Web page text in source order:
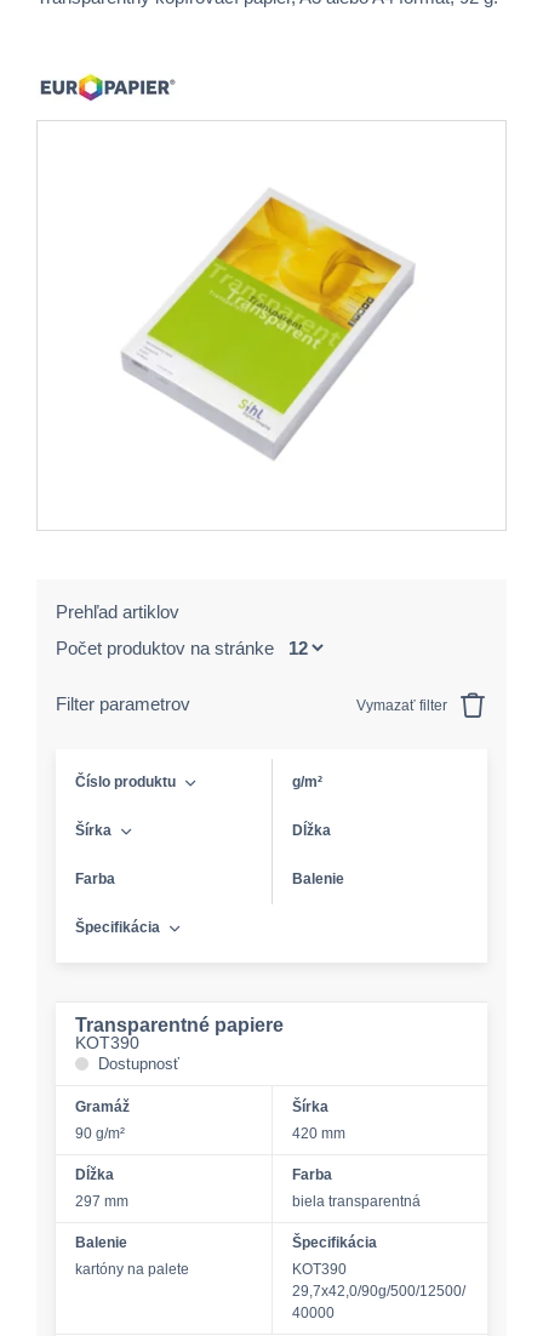
Prehľad artiklov
Počet produktov na stránke
Filter parametrov Vymazať filter
Číslo produktu g/m²
Šírka Dĺžka
Farba Balenie
Špecifikácia
Transparentné papiere
KOT390
Dostupnosť
Gramáž
90 g/m²
Šírka
420 mm
Dĺžka
297 mm
Farba
biela transparentná
Balenie
kartóny na palete
Špecifikácia
KOT390
29,7x42,0/90g/500/12500/
40000